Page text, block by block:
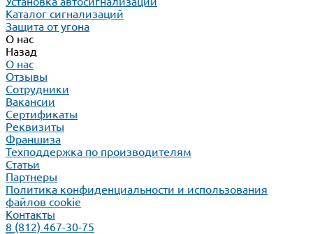
Каталог сигнализаций
Защита от угона
О нас
Назад
О нас
Отзывы
Сотрудники
Вакансии
Сертификаты
Реквизиты
Франшиза
Техподдержка по производителям
Статьи
Партнеры
Политика конфиденциальности и использования
файлов cookie
Контакты
8 (812) 467-30-75